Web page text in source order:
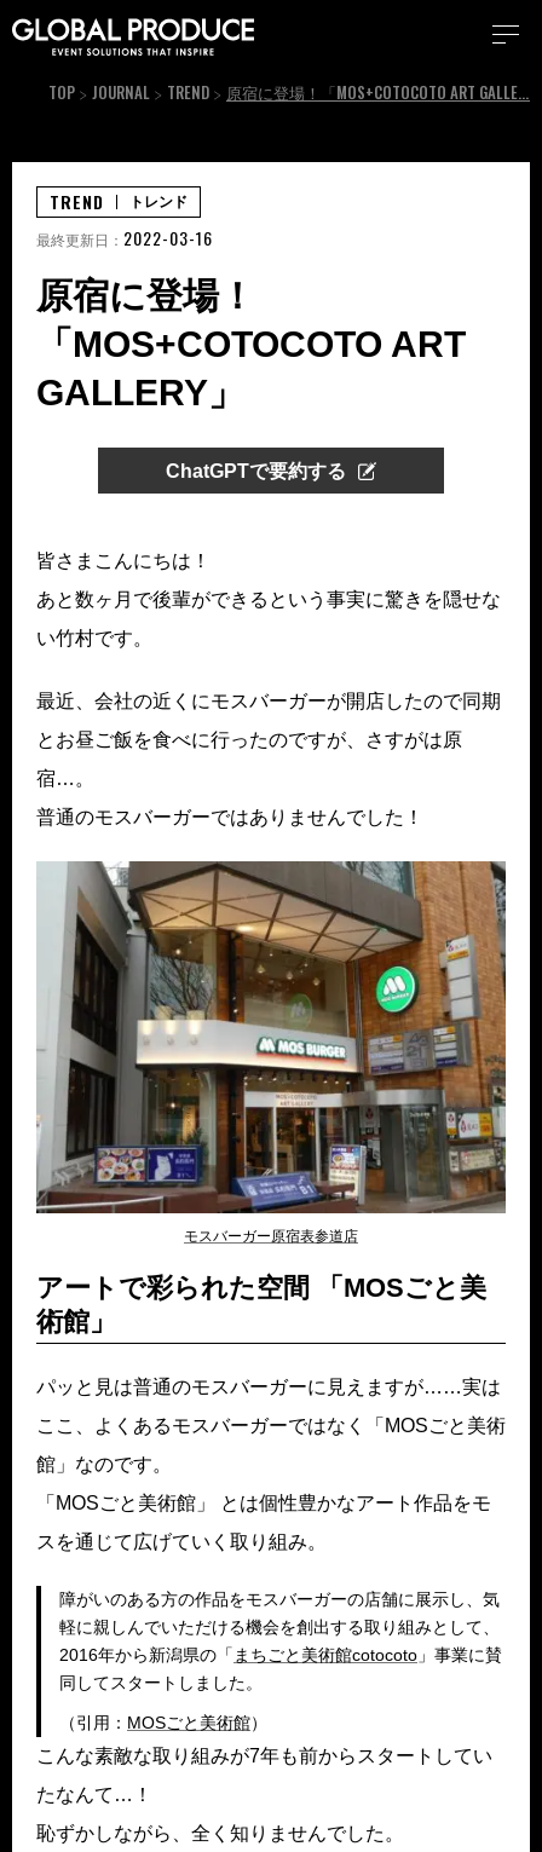
TOP JOURNAL TREND 原宿に登場！「MOS+COTOCOTO ART GALLERY」
原宿に登場！
「MOS+COTOCOTO ART
GALLERY」
ChatGPTで要約する
皆さまこんにちは！
あと数ヶ月で後輩ができるという事実に驚きを隠せな
い竹村です。
最近、会社の近くにモスバーガーが開店したので同期
とお昼ご飯を食べに行ったのですが、さすがは原
宿…。
普通のモスバーガーではありませんでした！
モスバーガー原宿表参道店
アートで彩られた空間 「MOSごと美
術館」
パッと見は普通のモスバーガーに見えますが……実は
ここ、よくあるモスバーガーではなく「MOSごと美術
館」なのです。
「MOSごと美術館」 とは個性豊かなアート作品をモ
スを通じて広げていく取り組み。
障がいのある方の作品をモスバーガーの店舗に展示し、気
軽に親しんでいただける機会を創出する取り組みとして、
2016年から新潟県の「 まちごと美術館cotocoto 」事業に賛
同してスタートしました。
（引用： MOSごと美術館）
こんな素敵な取り組みが7年も前からスタートしてい
たなんて…！
恥ずかしながら、全く知りませんでした。
TREND トレンド
最終更新日： 2022-03-16